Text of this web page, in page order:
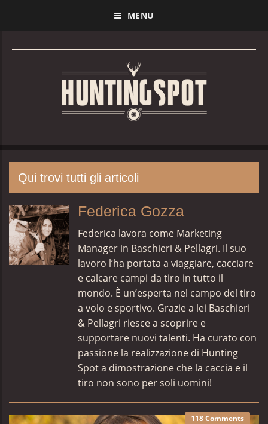
MENU
Qui trovi tutti gli articoli
Federica Gozza
Federica lavora come Marketing
Manager in Baschieri & Pellagri. Il suo
lavoro l’ha portata a viaggiare, cacciare
e calcare campi da tiro in tutto il
mondo. È un’esperta nel campo del tiro
a volo e sportivo. Grazie a lei Baschieri
& Pellagri riesce a scoprire e
supportare nuovi talenti. Ha curato con
passione la realizzazione di Hunting
Spot a dimostrazione che la caccia e il
tiro non sono per soli uomini!
118 Comments